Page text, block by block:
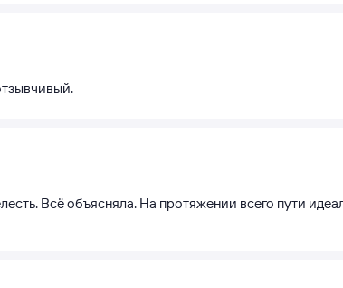
Всё объясняла. На протяжении всего пути